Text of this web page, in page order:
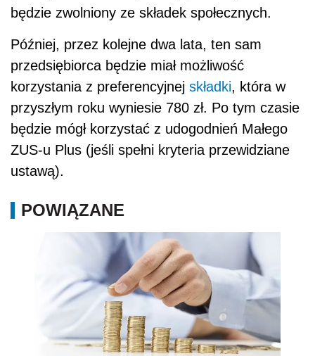
będzie zwolniony ze składek społecznych.
Później, przez kolejne dwa lata, ten sam
przedsiębiorca będzie miał możliwość
korzystania z preferencyjnej składki, która w
przyszłym roku wyniesie 780 zł. Po tym czasie
będzie mógł korzystać z udogodnień Małego
ZUS-u Plus (jeśli spełni kryteria przewidziane
ustawą).
POWIĄZANE